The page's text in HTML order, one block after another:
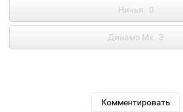
Ничья 0
Динамо Мх 3
Комментировать